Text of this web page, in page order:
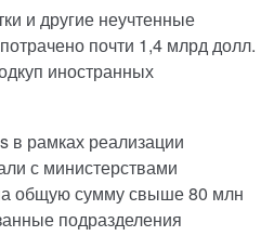
и другие неучтенные
почти 1,4 млрд долл.
иностранных
в рамках реализации
с министерствами
общую сумму свыше 80 млн
подразделения